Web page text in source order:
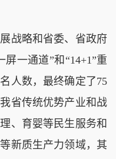
略和省委、省政府
一通道”和“14+1”重
人数，最终确定了75
省传统优势产业和战
、育婴等民生服务和
新质生产力领域，其